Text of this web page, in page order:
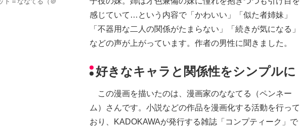
感じていて…という内容で「かわいい」「似た者姉妹」
「不器用な二人の関係がたまらない」「続きが気になる」
などの声が上がっています。作者の男性に聞きました。
好きなキャラと関係性をシンプルに
この漫画を描いたのは、漫画家のななてる（ペンネー
ム）さんです。小説などの作品を漫画化する活動を行って
おり、KADOKAWAが発行する雑誌「コンプティーク」で